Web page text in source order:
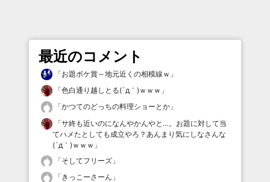
最近のコメント
「お題ボケ賞～地元近くの相模線ｗ 」
「色白通り越しとる(´д｀)ｗｗｗ 」
「かつてのどっちの料理ショーとか 」
「サ終も近いのになんやかんやと…。お題に対して当
てハメたとしても成立やろ？あんまり気にしなさんな
(´д｀)ｗｗｗ 」
「そしてフリーズ 」
「 きっこーさーん 」